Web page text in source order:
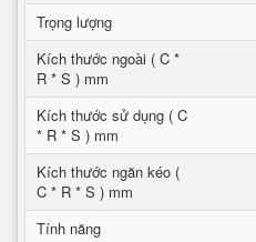
Trọng lượng
Kích thước ngoài ( C *
R * S ) mm
Kích thước sử dụng ( C
* R * S ) mm
Kích thước ngăn kéo (
C * R * S ) mm
Tính năng